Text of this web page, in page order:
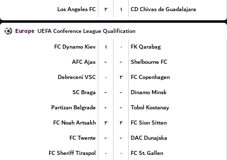
Los Angeles FC
۲ ۱ CD Chivas de Guadalajara
Europe UEFA Conference League Qualification
FC Dynamo Kiev
۱ ۰
FK Qarabag
AFC Ajax
- -
Shelbourne FC
Debreceni VSC
۰ ۲
FC Copenhagen
SC Braga
- -
Dinamo Minsk
Partizan Belgrade
- -
Tobol Kostanay
FC Noah Artsakh
۲ ۲
FC Sion Sitten
FC Twente
- -
DAC Dunajska
FC Sheriff Tiraspol
۰ ۰
FC St. Gallen